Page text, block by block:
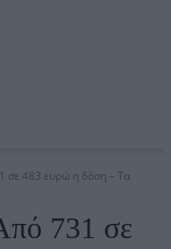
σε 483 ευρώ η δόση – Τα
731 σε